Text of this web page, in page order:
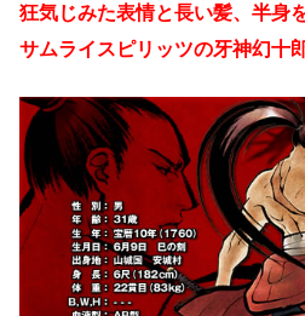
狂気じみた表情と長い髪、半身
サムライスピリッツの牙神幻十